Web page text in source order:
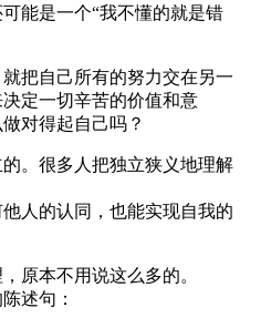
能是一个“我不懂的就是错
把自己所有的努力交在另一
定一切辛苦的价值和意
对得起自己吗？
。很多人把独立狭义地理解
人的认同，也能实现自我的
原本不用说这么多的。
述句：